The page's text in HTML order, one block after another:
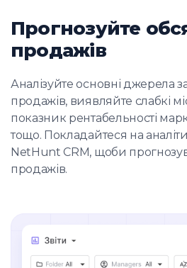
Прогнозуйте
продажів
Аналізуйте основні джерела
продажів, виявляйте слабкі
показник рентабельності
тощо. Покладайтеся на
NetHunt CRM, щоби
продажів.